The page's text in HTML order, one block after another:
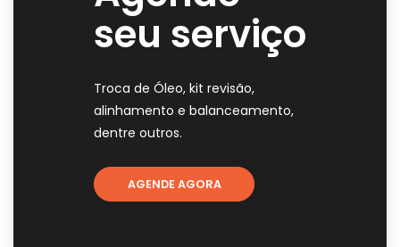
seu serviço
Troca de Óleo, kit revisão,
alinhamento e balanceamento,
dentre outros.
AGENDE AGORA